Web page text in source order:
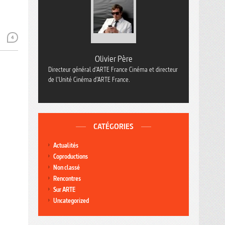
4
Olivier Père
Directeur général d’ARTE France Cinéma et directeur
de l’Unité Cinéma d’ARTE France.
CATÉGORIES
Actualités
Coproductions
Non classé
Rencontres
Sur ARTE
Uncategorized